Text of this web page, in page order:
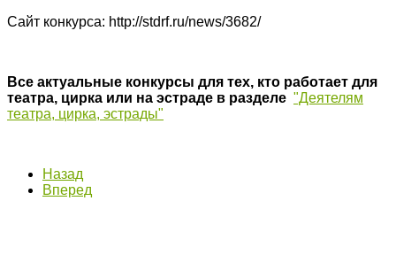
Сайт конкурса: http://stdrf.ru/news/3682/
Все актуальные конкурсы для тех, кто работает для
театра, цирка или на эстраде в разделе "Деятелям
театра, цирка, эстрады"
Назад
Вперед